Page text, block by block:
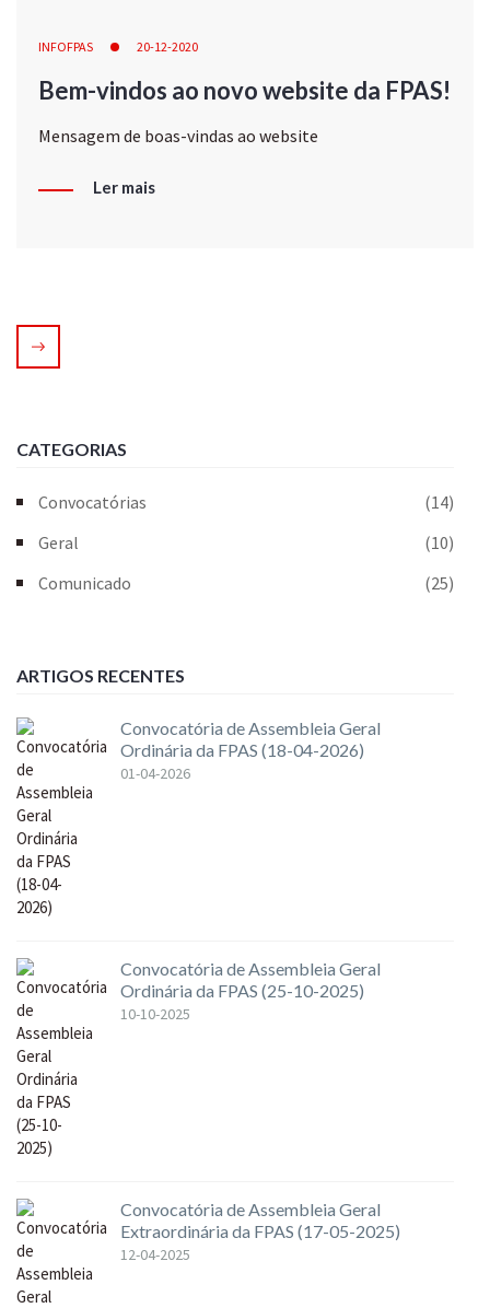
INFOFPAS 20-12-2020
Bem-vindos ao novo website da FPAS!
Mensagem de boas-vindas ao website
Ler mais
CATEGORIAS
Convocatórias
(14)
Geral
(10)
Comunicado
(25)
ARTIGOS RECENTES
Convocatória de Assembleia Geral
Ordinária da FPAS (18-04-2026)
01-04-2026
Convocatória de Assembleia Geral
Ordinária da FPAS (25-10-2025)
10-10-2025
Convocatória de Assembleia Geral
Extraordinária da FPAS (17-05-2025)
12-04-2025